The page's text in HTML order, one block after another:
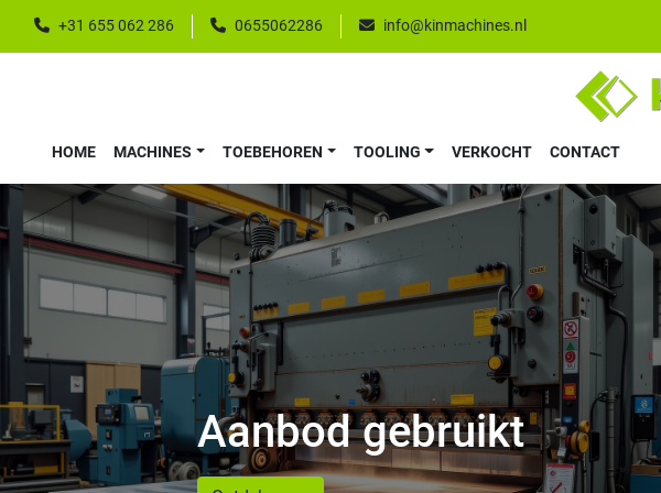
+31 655 062 286 0655062286 info@kinmachines.nl
HOME MACHINES TOEBEHOREN TOOLING VERKOCHT CONTACT
Aanbod gebruikt